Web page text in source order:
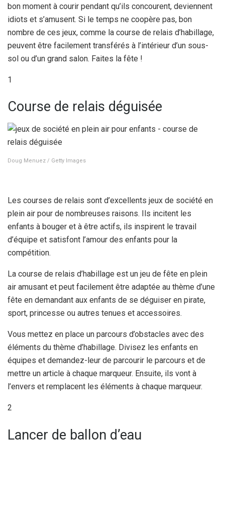
bon moment à courir pendant qu’ils concourent, deviennent
idiots et s’amusent. Si le temps ne coopère pas, bon
nombre de ces jeux, comme la course de relais d’habillage,
peuvent être facilement transférés à l’intérieur d’un sous-
sol ou d’un grand salon. Faites la fête !
1
Course de relais déguisée
Doug Menuez / Getty Images
Les courses de relais sont d’excellents jeux de société en
plein air pour de nombreuses raisons. Ils incitent les
enfants à bouger et à être actifs, ils inspirent le travail
d’équipe et satisfont l’amour des enfants pour la
compétition.
La course de relais d’habillage est un jeu de fête en plein
air amusant et peut facilement être adaptée au thème d’une
fête en demandant aux enfants de se déguiser en pirate,
sport, princesse ou autres tenues et accessoires.
Vous mettez en place un parcours d’obstacles avec des
éléments du thème d’habillage. Divisez les enfants en
équipes et demandez-leur de parcourir le parcours et de
mettre un article à chaque marqueur. Ensuite, ils vont à
l’envers et remplacent les éléments à chaque marqueur.
2
Lancer de ballon d’eau